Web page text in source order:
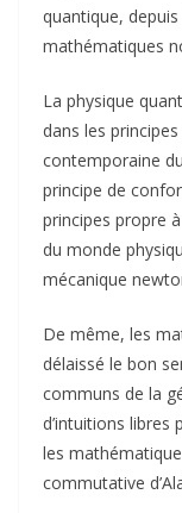
quantique,
mathématiques
La physique
dans les
contemporaine
principe de
principes propre
du monde
mécanique
De même, les
délaissé le bon
communs de la
d’intuitions
les
commutative